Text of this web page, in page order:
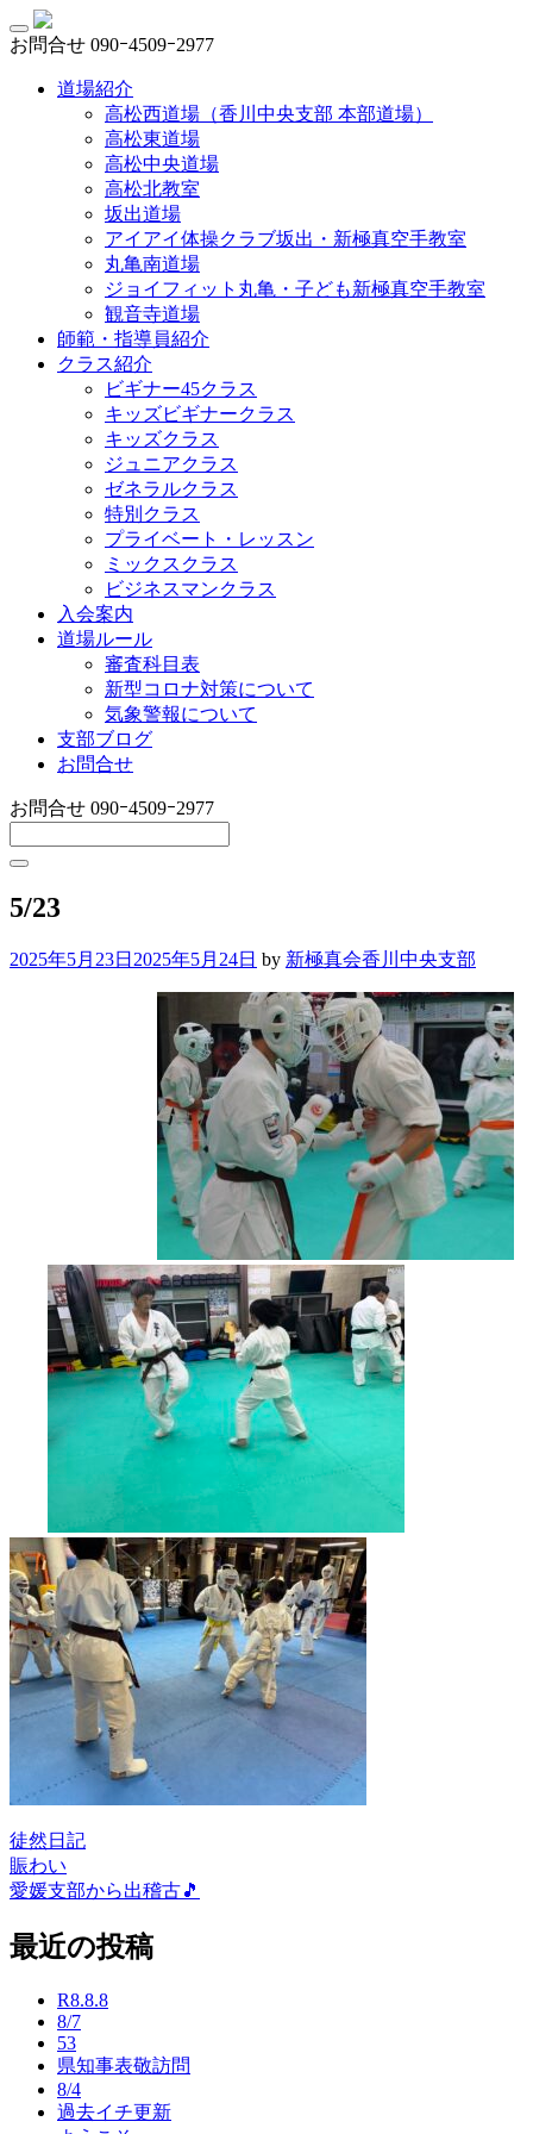
お問合せ 090ｰ4509ｰ2977
道場紹介
高松西道場（香川中央支部 本部道場）
高松東道場
高松中央道場
高松北教室
坂出道場
アイアイ体操クラブ坂出・新極真空手教室
丸亀南道場
ジョイフィット丸亀・子ども新極真空手教室
観音寺道場
師範・指導員紹介
クラス紹介
ビギナー45クラス
キッズビギナークラス
キッズクラス
ジュニアクラス
ゼネラルクラス
特別クラス
プライベート・レッスン
ミックスクラス
ビジネスマンクラス
入会案内
道場ルール
審査科目表
新型コロナ対策について
気象警報について
支部ブログ
お問合せ
お問合せ 090ｰ4509ｰ2977
5/23
2025年5月23日 2025年5月24日 by 新極真会香川中央支部
徒然日記
投
稿
ナ
賑わい
愛媛支部から出稽古🎵
最近の投稿
R8.8.8
8/7
53
県知事表敬訪問
8/4
過去イチ更新